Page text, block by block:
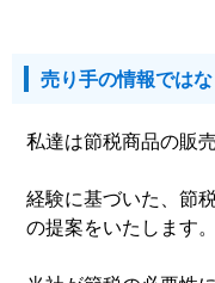
売り手の情報では
私達は節税商品の販
経験に基づいた、節
の提案をいたします。